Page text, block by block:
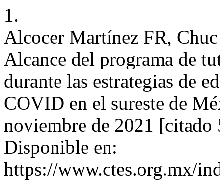
1.
Alcocer Martínez FR, Chuc
Alcance del programa de
durante las estrategias de
COVID en el sureste de
noviembre de 2021 [citado
Disponible en:
https://www.ctes.org.mx/